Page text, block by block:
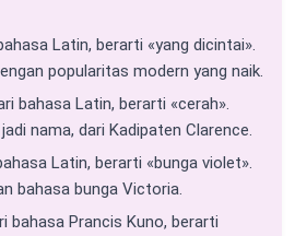
Latin, berarti «yang dicintai».
popularitas modern yang naik.
bahasa Latin, berarti «cerah».
nama, dari Kadipaten Clarence.
Latin, berarti «bunga violet».
bahasa bunga Victoria.
bahasa Prancis Kuno, berarti